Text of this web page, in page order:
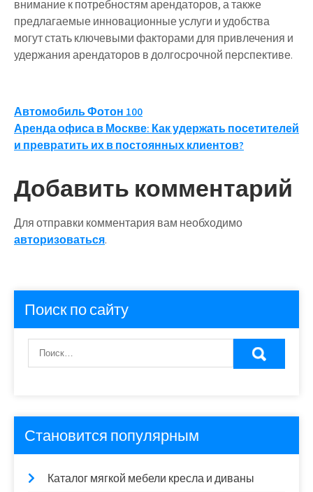
внимание к потребностям арендаторов, а также
предлагаемые инновационные услуги и удобства
могут стать ключевыми факторами для привлечения и
удержания арендаторов в долгосрочной перспективе.
Навигация
по
Автомобиль Фотон 100
Аренда офиса в Москве: Как удержать посетителей
и превратить их в постоянных клиентов?
Добавить комментарий
Для отправки комментария вам необходимо
авторизоваться.
Поиск по сайту
Становится популярным
Каталог мягкой мебели кресла и диваны